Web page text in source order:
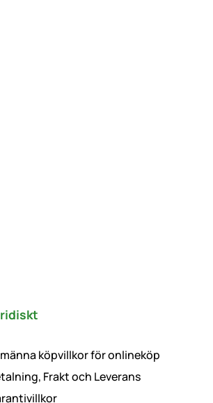
köpvillkor för onlineköp
Frakt och Leverans